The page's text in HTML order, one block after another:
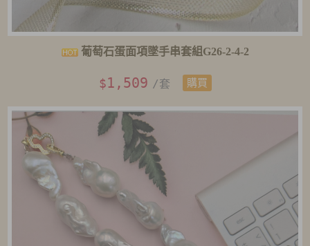
葡萄石蛋面項墜手串套組G26-2-4-2
$1,509 /套 購買